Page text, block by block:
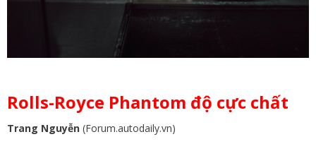
Rolls-Royce Phantom độ cực chất
Trang Nguyễn (Forum.autodaily.vn)